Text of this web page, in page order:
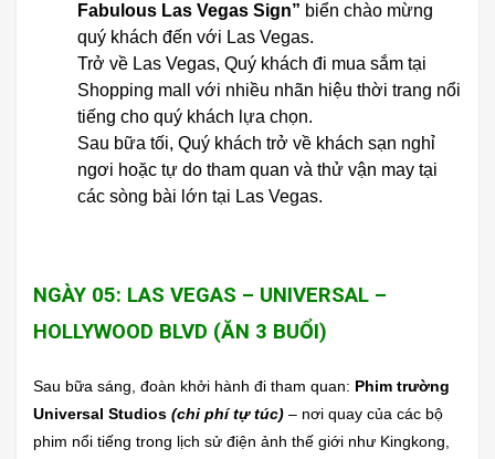
Fabulous Las Vegas Sign” biển chào mừng
quý khách đến với Las Vegas.
Trở về Las Vegas, Quý khách đi mua sắm tại
Shopping mall với nhiều nhãn hiệu thời trang nổi
tiếng cho quý khách lựa chọn.
Sau bữa tối, Quý khách trở về khách sạn nghỉ
ngơi hoặc tự do tham quan và thử vận may tại
các sòng bài lớn tại Las Vegas.
NGÀY 05: LAS VEGAS – UNIVERSAL –
HOLLYWOOD BLVD (ĂN 3 BUỔI)
Sau bữa sáng, đoàn khởi hành đi tham quan: Phim trường
Universal Studios (chi phí tự túc) – nơi quay của các bộ
phim nổi tiếng trong lịch sử điện ảnh thế giới như Kingkong,